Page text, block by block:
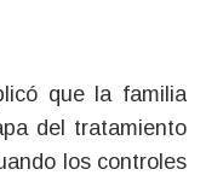
que la familia
del tratamiento
los controles